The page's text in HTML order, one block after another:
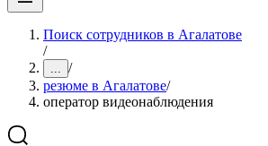
Поиск сотрудников в Агалатове
/
... /
резюме в Агалатове/
оператор видеонаблюдения